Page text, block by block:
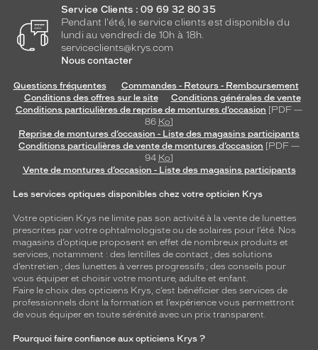
Service Clients : 09 69 32 80 35
Pendant l'été, le service clients est disponible du
lundi au vendredi de 10h à 18h.
serviceclients@krys.com
Nous contacter
Questions fréquentes
Commandes - Retours - Remboursement
Conditions des offres sur le site
Conditions générales de vente
Conditions particulières de reprise de montures d’occasion [PDF —
86 Ko]
Reprise de montures d’occasion - Liste des magasins participants
Conditions particulières de vente de montures d’occasion [PDF —
94 Ko]
Vente de montures d’occasion - Liste des magasins participants
Les services optiques disponibles chez votre opticien Krys
Votre opticien Krys ne limite pas son activité à la vente de lunettes
prescrites par votre ophtalmologiste ou de solaires pour l’été. Nos
magasins d’optique proposent en effet de nombreux produits et
services, notamment : des lentilles de contact ; des solutions
d’entretien ; des lunettes à verres progressifs ; des conseils pour
vous équiper et choisir votre monture, adulte et enfant.
Faire le choix des opticiens Krys, c’est bénéficier des services de
professionnels dont la formation et l’expérience vous permettront
de vous équiper en toute sérénité avec un prix transparent.
Pourquoi faire confiance aux opticiens Krys ?